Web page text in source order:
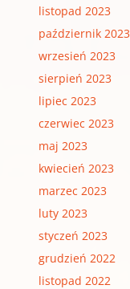
listopad 2023
październik 2023
wrzesień 2023
sierpień 2023
lipiec 2023
czerwiec 2023
maj 2023
kwiecień 2023
marzec 2023
luty 2023
styczeń 2023
grudzień 2022
listopad 2022